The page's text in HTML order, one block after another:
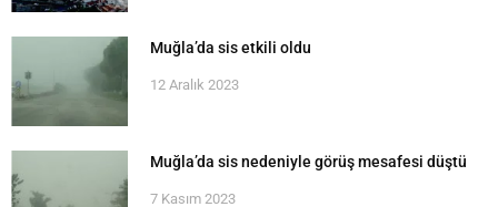
Muğla’da sis etkili oldu
12 Aralık 2023
Muğla’da sis nedeniyle görüş mesafesi düştü
7 Kasım 2023